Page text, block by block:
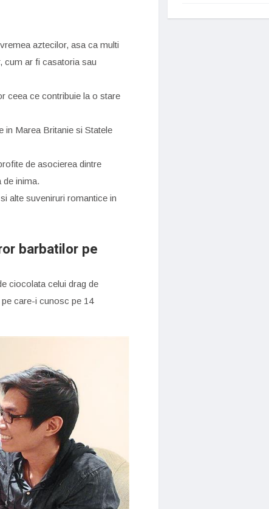
aztecilor, asa ca multi
cum ar fi casatoria sau
ceea ce contribuie la o stare
in Marea Britanie si Statele
de asocierea dintre
de inima.
alte suveniruri romantice in
barbatilor pe
ciocolata celui drag de
care-i cunosc pe 14